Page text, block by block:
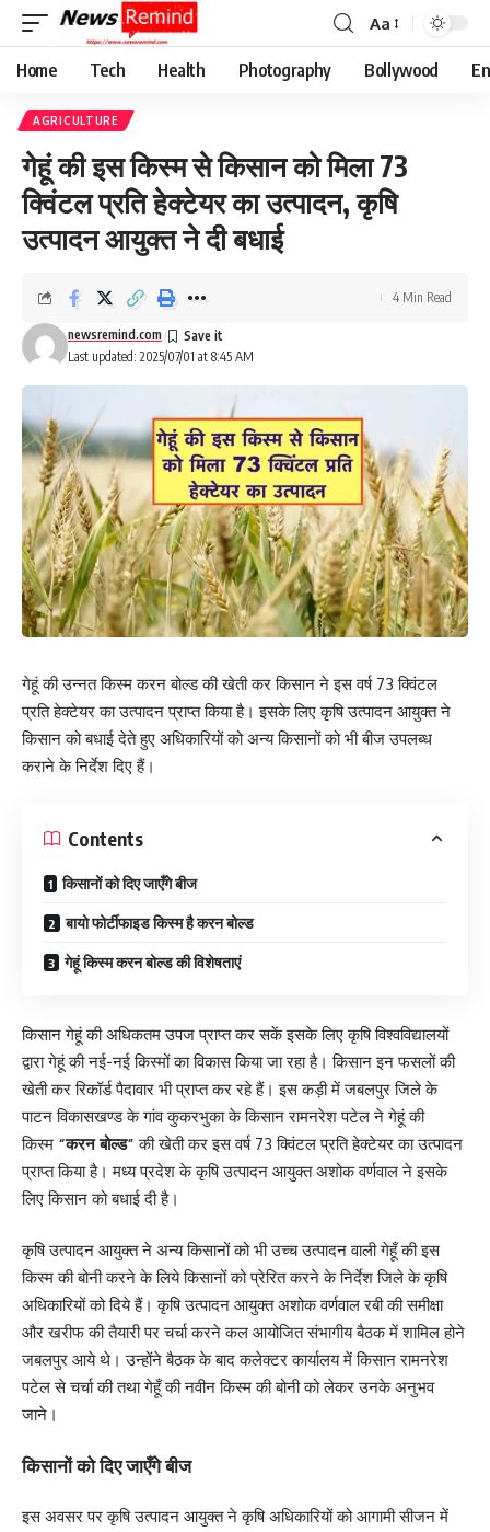
Font
Resizer
Aa
Home Tech Health Photography Bollywood
AGRICULTURE
गेहूं की इस किस्म से किसान को मिला 73
क्विंटल प्रति हेक्टेयर का उत्पादन, कृषि
उत्पादन आयुक्त ने दी बधाई
Last updated: 2025/07/01 at 8:45 AM
newsremind.com
4 Min Read
गेहूं की उन्नत किस्म करन बोल्ड की खेती कर किसान ने इस वर्ष 73 क्विंटल
प्रति हेक्टेयर का उत्पादन प्राप्त किया है। इसके लिए कृषि उत्पादन आयुक्त ने
किसान को बधाई देते हुए अधिकारियों को अन्य किसानों को भी बीज उपलब्ध
कराने के निर्देश दिए हैं।
Contents
किसानों को दिए जाएँगे बीज
बायो फोर्टीफाइड किस्म है करन बोल्ड
गेहूं किस्म करन बोल्ड की विशेषताएं
किसान गेहूं की अधिकतम उपज प्राप्त कर सकें इसके लिए कृषि विश्वविद्यालयों
द्वारा गेहूं की नई-नई किस्मों का विकास किया जा रहा है। किसान इन फसलों की
खेती कर रिकॉर्ड पैदावार भी प्राप्त कर रहे हैं। इस कड़ी में जबलपुर जिले के
पाटन विकासखण्ड के गांव कुकरभुका के किसान रामनरेश पटेल ने गेहूं की
किस्म “करन बोल्ड” की खेती कर इस वर्ष 73 क्विंटल प्रति हेक्टेयर का उत्पादन
प्राप्त किया है। मध्य प्रदेश के कृषि उत्पादन आयुक्त अशोक वर्णवाल ने इसके
लिए किसान को बधाई दी है।
कृषि उत्पादन आयुक्त ने अन्य किसानों को भी उच्च उत्पादन वाली गेहूँ की इस
किस्म की बोनी करने के लिये किसानों को प्रेरित करने के निर्देश जिले के कृषि
अधिकारियों को दिये हैं। कृषि उत्पादन आयुक्त अशोक वर्णवाल रबी की समीक्षा
और खरीफ की तैयारी पर चर्चा करने कल आयोजित संभागीय बैठक में शामिल होने
जबलपुर आये थे। उन्होंने बैठक के बाद कलेक्टर कार्यालय में किसान रामनरेश
पटेल से चर्चा की तथा गेहूँ की नवीन किस्म की बोनी को लेकर उनके अनुभव
जाने।
किसानों को दिए जाएँगे बीज
इस अवसर पर कृषि उत्पादन आयुक्त ने कृषि अधिकारियों को आगामी सीजन में